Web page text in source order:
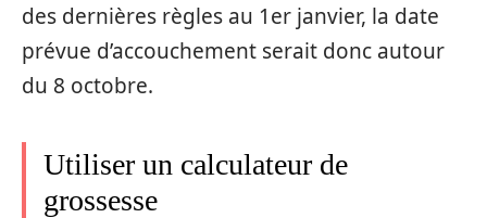
des dernières règles au 1er janvier, la date
prévue d’accouchement serait donc autour
du 8 octobre.
Utiliser un calculateur de
grossesse